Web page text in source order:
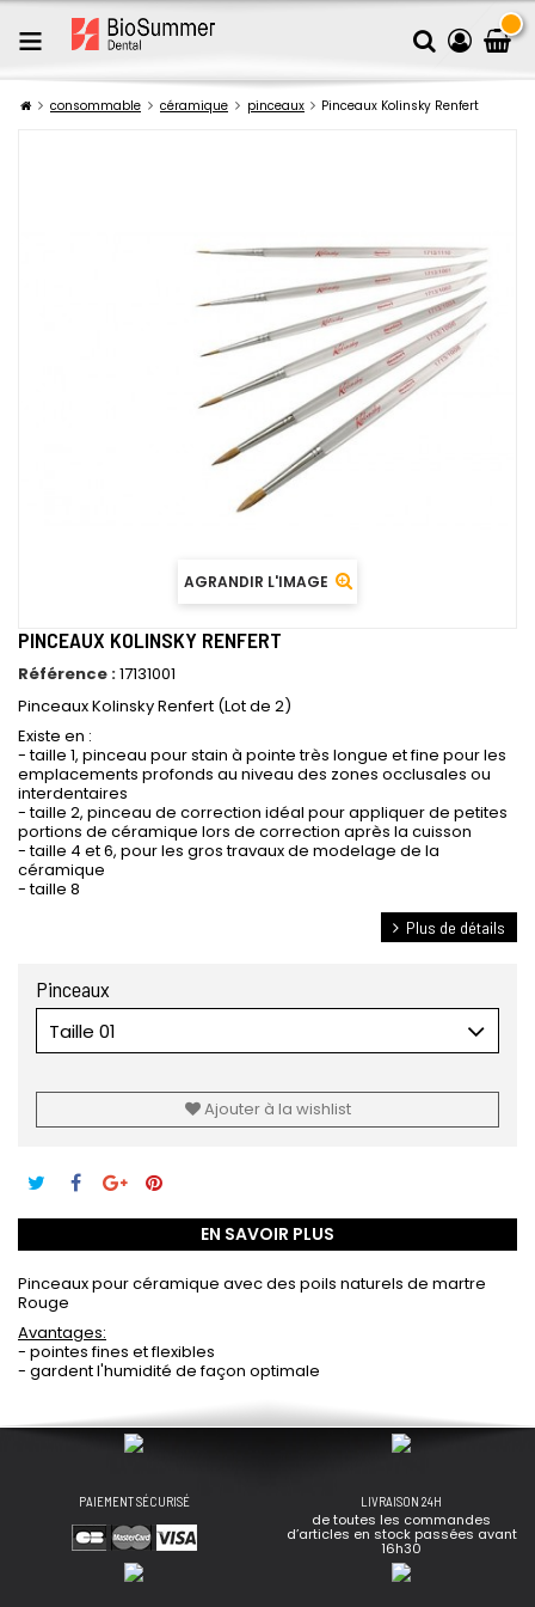
consommable céramique pinceaux Pinceaux Kolinsky Renfert
AGRANDIR L'IMAGE
PINCEAUX KOLINSKY RENFERT
Référence :17131001
Pinceaux Kolinsky Renfert (Lot de 2)
Existe en :
- taille 1, pinceau pour stain à pointe très longue et fine pour les
emplacements profonds au niveau des zones occlusales ou
interdentaires
- taille 2, pinceau de correction idéal pour appliquer de petites
portions de céramique lors de correction après la cuisson
- taille 4 et 6, pour les gros travaux de modelage de la
céramique
- taille 8
Plus de détails
Pinceaux
Taille 01
Ajouter à la wishlist
EN SAVOIR PLUS
Pinceaux pour céramique avec des poils naturels de martre
Rouge
Avantages:
- pointes fines et flexibles
- gardent l'humidité de façon optimale
PAIEMENT SÉCURISÉ LIVRAISON 24H
de toutes les commandes
d’articles en stock passées avant
16h30